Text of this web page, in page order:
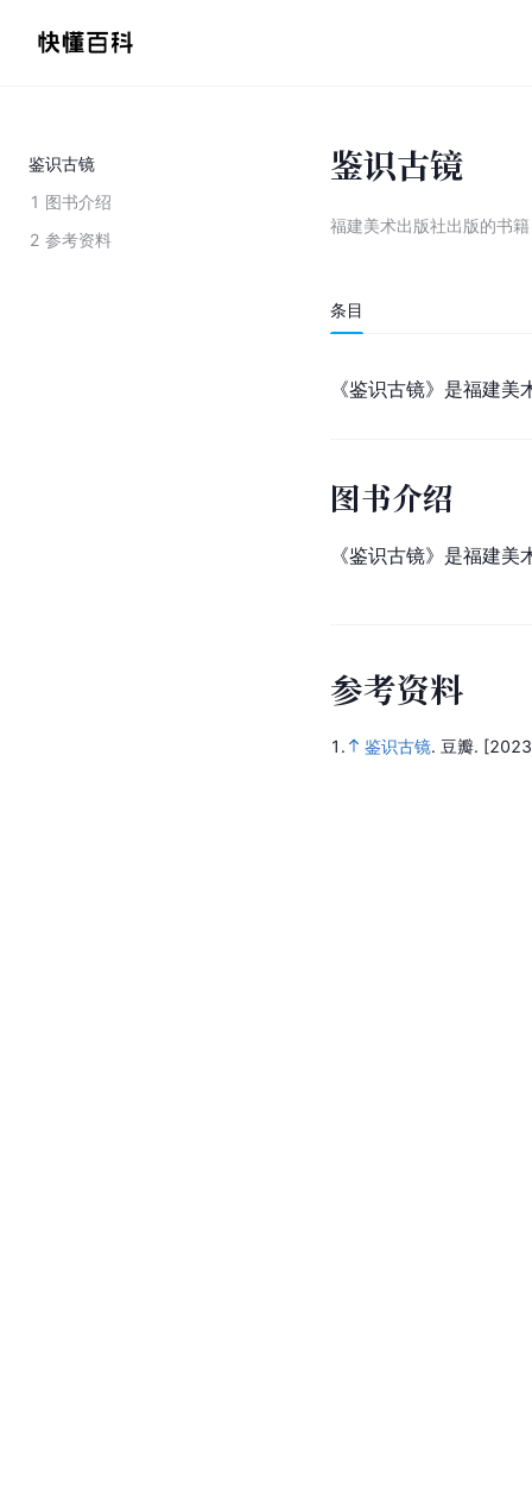
鉴识古镜
1 图书介绍
2 参考资料
鉴识古镜
福建美术出版社出版的书籍
条目
《鉴识古镜》是福建
图书介绍
《鉴识古镜》是福建
参考资料
1. 鉴识古镜. 豆瓣.